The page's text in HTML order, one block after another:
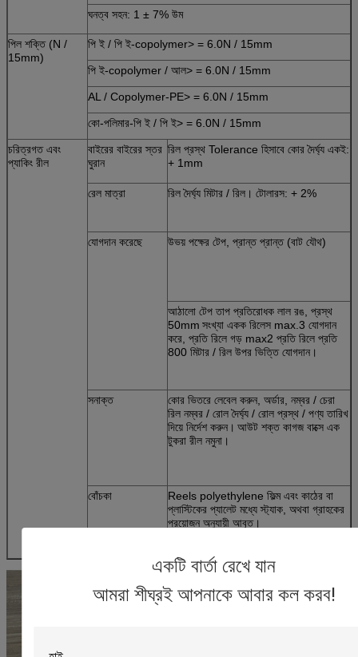
একটি বার্তা রেখে যান
আমরা শীঘ্রই আপনাকে আবার কল করব!
ঘনত্ব সহন: 1 ± 7% উম
পিল শক্তি (N /
15mm)
পি ই / পি ই-copolymer> = 6.0N / 15mm
পি ই-copolymer / আল> = 6.0N / 15mm
AL / Copolymer-PE> = 6.0N / 15mm
কো-পলিমার-পি ই / পি ই> = 6.0N / 15mm
চরিত্রগত এবং
প্যাকিং রীল
বাইরের বাইরের স্তর
ঘুরান
রিল প্রস্থ Tolerance হিসাবে কোর দৈর্ঘ্য একই:
+ 1mm
রেল মাত্রা রিল দৈর্ঘ্য মিটার / রিল। টোলারস: + 2%
যোগদান করেছে উভয় পক্ষের টেপ, প্রান্ত প্রান্ত (বাট যৌথ)
আঠালো টেপ তাপ প্রতিরোধক লাল রঙ, প্রস্থ
50mm সংখ্যা একক রিলেস max.3 যোগদান
করে, প্রতি রিলে গড় max2 প্রতি রিলে প্রতি
800 মিটার / রিল উপর ভিত্তি যোগদান।
সনাক্ত
কোর ভিতরে লেবেল করুন, অর্ডার, নম্বর / চেরা
রিল নম্বর / রোল দৈর্ঘ্য / রোল প্রস্থ / পণ্য তারিখ
দিয়ে নির্দেশ করুন। আউট শক্ত কাগজ বাক্সে এক
টুকরা রীল নমুনা।
বোঁচকা
Reels polyethylene ফিল্ম এবং কাঠের বা
প্লাস্টিকের প্যালেট মধ্যে স্ট্যাক, অথবা গ্রাহকের
প্রয়োজন অনুযায়ী আবৃত।